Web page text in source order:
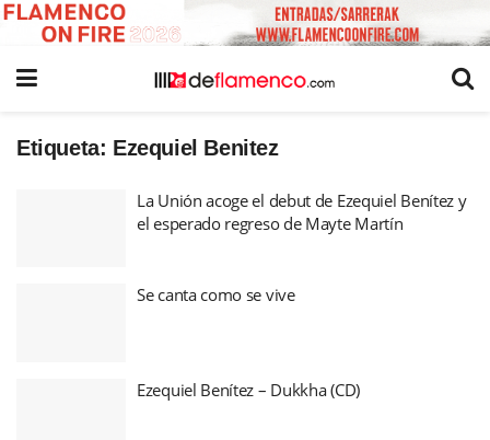
Etiqueta: Ezequiel Benitez
La Unión acoge el debut de Ezequiel Benítez y
el esperado regreso de Mayte Martín
Se canta como se vive
Ezequiel Benítez – Dukkha (CD)